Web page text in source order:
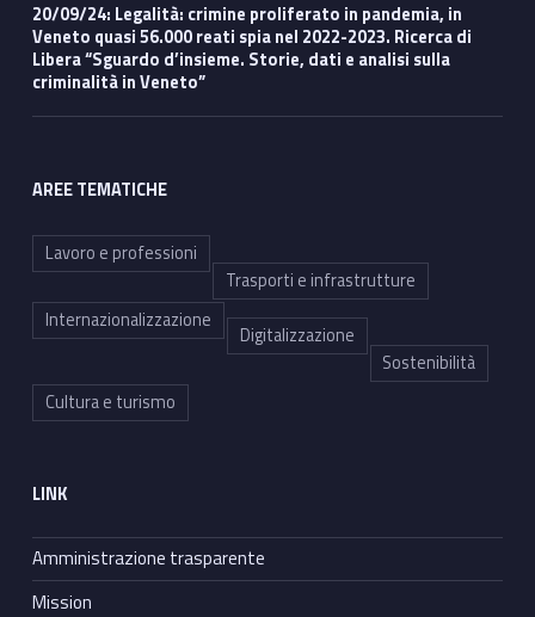
20/09/24: Legalità: crimine proliferato in pandemia, in
Veneto quasi 56.000 reati spia nel 2022-2023. Ricerca di
Libera “Sguardo d’insieme. Storie, dati e analisi sulla
criminalità in Veneto”
AREE TEMATICHE
Lavoro e professioni
Trasporti e infrastrutture
Internazionalizzazione
Digitalizzazione
Sostenibilità
Cultura e turismo
LINK
Amministrazione trasparente
Mission